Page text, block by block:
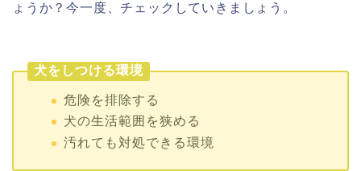
ょうか？今一度、チェックしていきましょう。
犬をしつける環境
危険を排除する
犬の生活範囲を狭める
汚れても対処できる環境